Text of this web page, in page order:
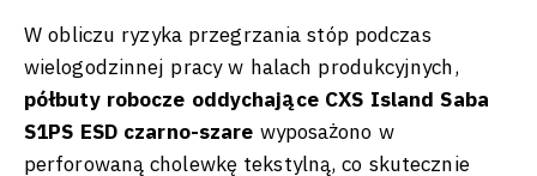
W obliczu ryzyka przegrzania stóp podczas
wielogodzinnej pracy w halach produkcyjnych,
półbuty robocze oddychające CXS Island Saba
S1PS ESD czarno-szare wyposażono w
perforowaną cholewkę tekstylną, co skutecznie